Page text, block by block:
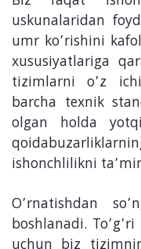
uskunalaridan
umr ko’rishini
xususiyatlariga
tizimlarni o’z
barcha texnik
olgan holda
ishonchlilikni
O’rnatishdan
boshlanadi.